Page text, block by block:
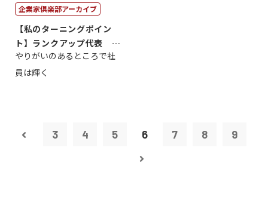
企業家倶楽部アーカイブ
【私のターニングポイン
ト】ランクアップ代表 岩
崎裕美子
やりがいのあるところで社
員は輝く
3 4 5 6 7 8 9